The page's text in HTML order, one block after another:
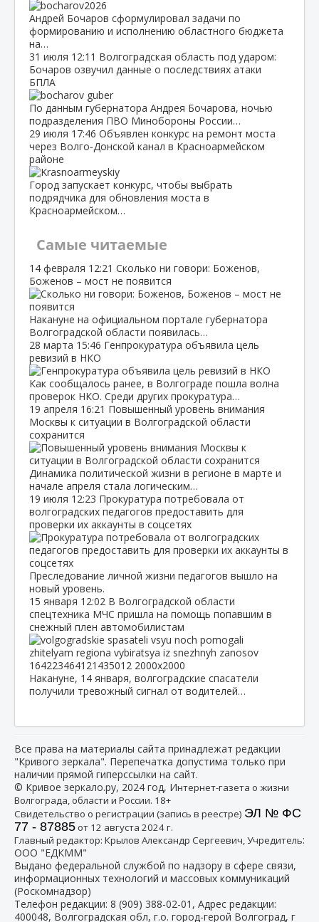
Андрей Бочаров сформулировал задачи по
формированию и исполнению областного бюджета
на…
31 июля 12:11 Волгоградская область под ударом:
Бочаров озвучил данные о последствиях атаки
БПЛА
По данным губернатора Андрея Бочарова, ночью
подразделения ПВО Минобороны России…
29 июля 17:46 Объявлен конкурс на ремонт моста
через Волго‑Донской канал в Красноармейском
районе
Город запускает конкурс, чтобы выбрать
подрядчика для обновления моста в
Красноармейском…
Самые читаемые
14 февраля 12:21 Сколько ни говори: Боженов,
Боженов – мост не появится
Накануне на официальном портале губернатора
Волгоградской области появилась…
28 марта 15:46 Генпрокуратура объявила цель
ревизий в НКО
Как сообщалось ранее, в Волгограде пошла волна
проверок НКО. Среди других прокуратура…
19 апреля 16:21 Повышенный уровень внимания
Москвы к ситуации в Волгоградской области
сохранится
Динамика политической жизни в регионе в марте и
начале апреля стала логическим…
19 июля 12:23 Прокуратура потребовала от
волгоградских педагогов предоставить для
проверки их аккаунты в соцсетях
Преследование личной жизни педагогов вышло на
новый уровень.
15 января 12:02 В Волгоградской области
спецтехника МЧС пришла на помощь попавшим в
снежный плен автомобилистам
Накануне, 14 января, волгоградские спасатели
получили тревожный сигнал от водителей…
Все права на материалы сайта принадлежат редакции
"Кривого зеркала". Перепечатка допустима только при
наличии прямой гиперссылки на сайт.
© Кривое зеркало.ру, 2024 год, Интернет-газета о жизни
Волгограда, области и России. 18+
Свидетельство о регистрации (запись в реестре) ЭЛ № ФС
77 - 87885от 12 августа 2024 г.
Главный редактор: Крылов Александр Сергеевич, Учредитель:
ООО "ЕДКММ"
Выдано федеральной службой по надзору в сфере связи,
информационных технологий и массовых коммуникаций
(Роскомнадзор)
Телефон редакции: 8 (909) 388-02-01 , Адрес редакции:
400048, Волгоградская обл, г.о. город-герой Волгоград, г